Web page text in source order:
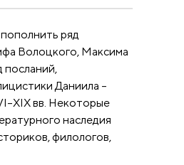
ряд
Волоцкого, Максима
посланий,
Даниила –
вв. Некоторые
наследия
филологов,